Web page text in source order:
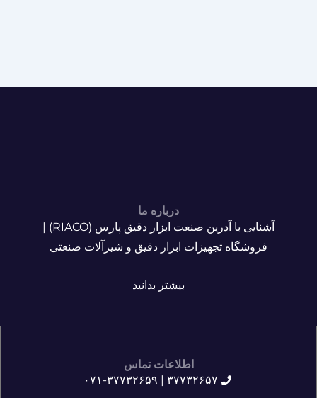
درباره ما
آشنایی با آدرین صنعت ابزار دقیق پارس (RIACO) |
فروشگاه تجهیزات ابزار دقیق و شیرآلات صنعتی
بیشتر بدانید
اطلاعات تماس
۳۷۷۳۲۶۵۷ | ۰۷۱-۳۷۷۳۲۶۵۹